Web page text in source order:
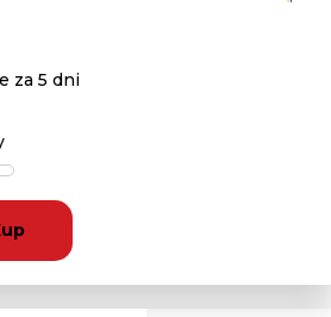
za 5 dni